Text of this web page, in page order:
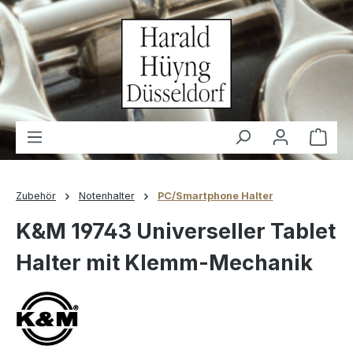
springen
Zubehör Notenhalter PC/Smartphone Halter
K&M 19743 Universeller Tablet
Halter mit Klemm-Mechanik